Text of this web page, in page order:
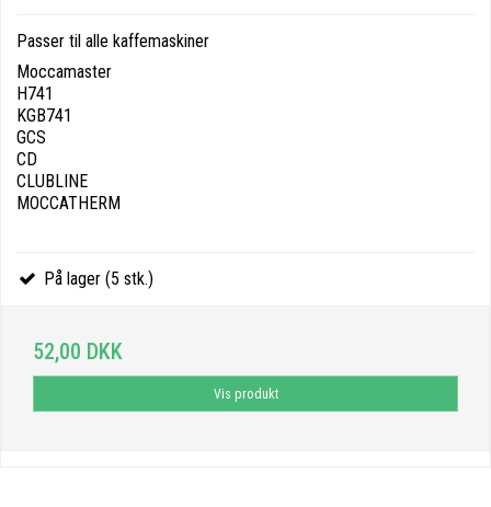
Passer til alle kaffemaskiner
Moccamaster
H741
KGB741
GCS
CD
CLUBLINE
MOCCATHERM
På lager (5 stk.)
52,00 DKK
Vis produkt